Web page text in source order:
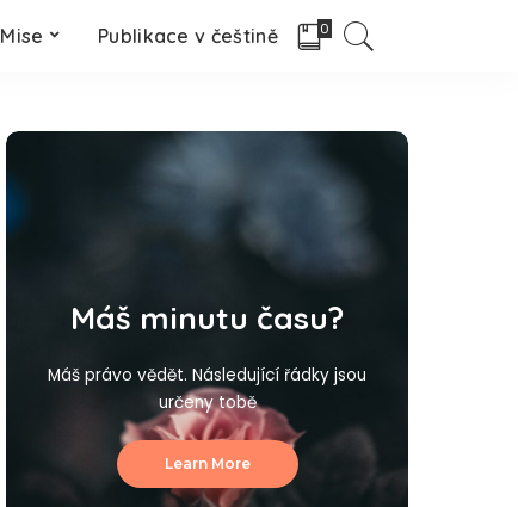
Mise Publikace v češtině 0
Máš minutu času?
Máš právo vědět. Následující řádky jsou
určeny tobě
Learn More